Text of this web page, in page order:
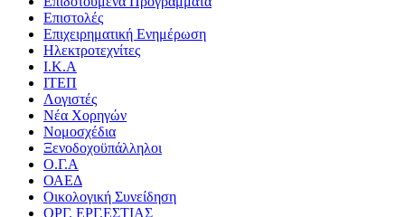
Επιστολές
Επιχειρηματική Ενημέρωση
Ηλεκτροτεχνίτες
Ι.Κ.Α
ΙΤΕΠ
Λογιστές
Νέα Χορηγών
Νομοσχέδια
Ξενοδοχοϋπάλληλοι
Ο.Γ.Α
ΟΑΕΔ
Οικολογική Συνείδηση
ΟΡΓ. ΕΡΓ.ΕΣΤΙΑΣ